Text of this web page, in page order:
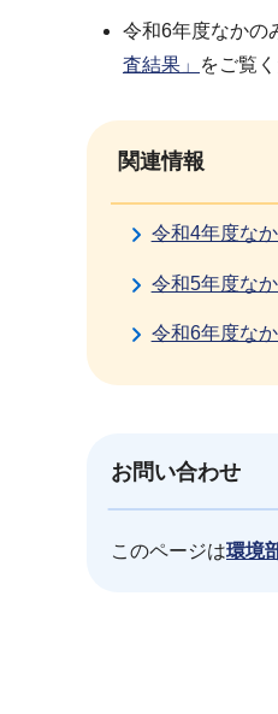
令和6年度なかの
査結果」
をご覧く
関連情報
令和4年度な
令和5年度な
令和6年度な
お問い合わせ
このページは環境